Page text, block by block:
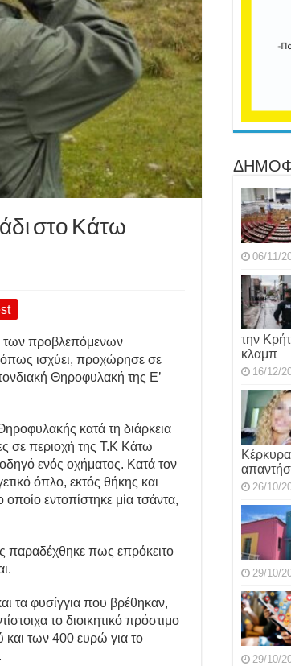
στο Κάτω
των προβλεπόμενων
ισχύει, προχώρησε σε
Θηροφυλακή της Ε’
κατά τη διάρκεια
σε περιοχή της Τ.Κ Κάτω
ενός οχήματος. Κατά τον
όπλο, εκτός θήκης και
εντοπίστηκε μία τσάντα,
παραδέχθηκε πως επρόκειτο
τα φυσίγγια που βρέθηκαν,
το διοικητικό πρόστιμο
και των 400 ευρώ για το
06/11/
την
κλαμπ
16/12/
26/10/
29/10/
29/10/